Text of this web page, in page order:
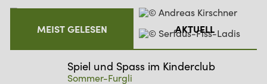
MEIST GELESEN AKTUELL
Spiel und Spass im Kinderclub
Sommer-Furgli